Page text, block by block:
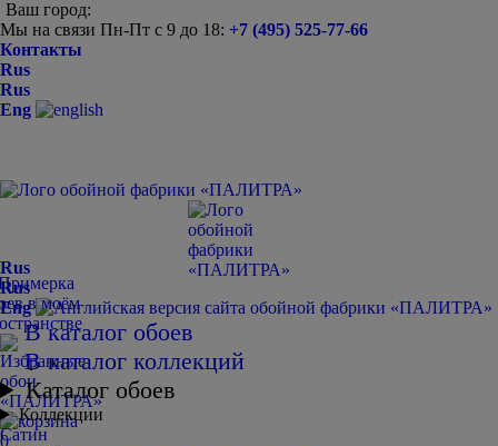
Ваш город:
Мы на связи Пн-Пт с 9 до 18: +7 (495) 525-77-66
Контакты
Rus
Rus
Eng
0
Rus
Rus
Eng
В каталог обоев
В каталог коллекций
Каталог обоев
Коллекции
Сатин